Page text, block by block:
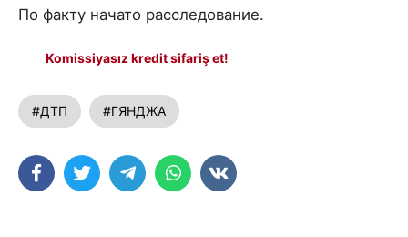
По факту начато расследование.
Komissiyasız kredit sifariş et!
#ДТП #ГЯНДЖА